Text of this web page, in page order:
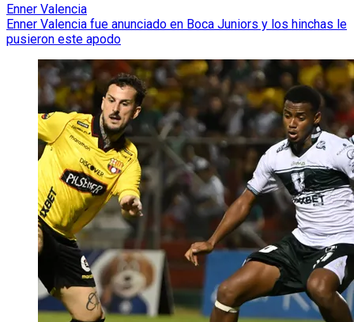
Enner Valencia
Enner Valencia fue anunciado en Boca Juniors y los hinchas le
pusieron este apodo